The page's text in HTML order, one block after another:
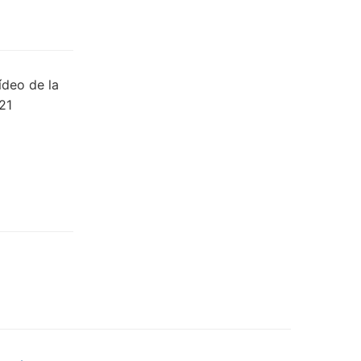
de la